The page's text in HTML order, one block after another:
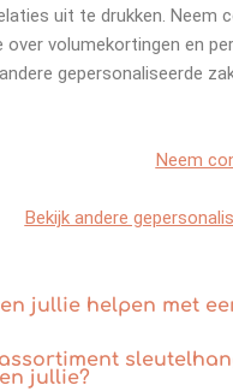
uit te drukken.
volumekortingen en
gepersonaliseerde
Neem
Bekijk andere
jullie helpen met
jullie?